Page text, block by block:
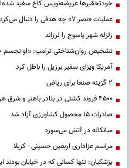
خودتحقیرها عریضه‌نویس کاخ سفید
عملیات «نصر ۷» چه هدفی را دنبال می‌کرد؟
زلزله شهر یاسوج را لرزاند
تشخیص روان‌شناختی ترامپ: «او
آمریکا ویزای سفیر برزیل را باطل کرد
۲ گزینه صنعا برای ریاض
۴۵۰۰ فروند کشتی در بنادر باهنر و شرق هرمزگان پهلو گرفتند
صادرات ۱۵ محصول کشاورزی آزاد شد
میانکاله در آتش می‌سوزد
مراسم عزاداری اربعین حسینی - کربلا
پزشکیان: تنها کسانی که در خیابان